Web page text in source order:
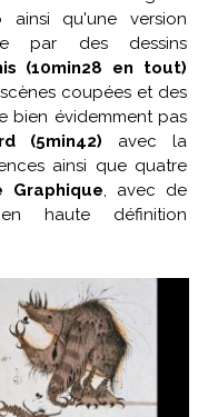
ainsi qu'une version
par des dessins
(10min28 en tout)
coupées et des
bien évidemment pas
(5min42) avec la
ainsi que quatre
Graphique, avec de
haute définition